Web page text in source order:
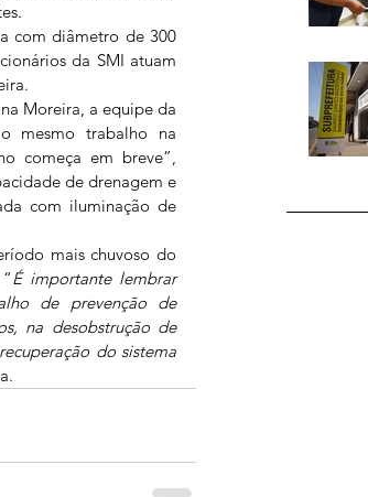
com diâmetro de 300
da SMI atuam
Moreira, a equipe da
mesmo trabalho na
começa em breve”,
de drenagem e
com iluminação de
mais chuvoso do
É importante lembrar
de prevenção de
na desobstrução de
do sistema